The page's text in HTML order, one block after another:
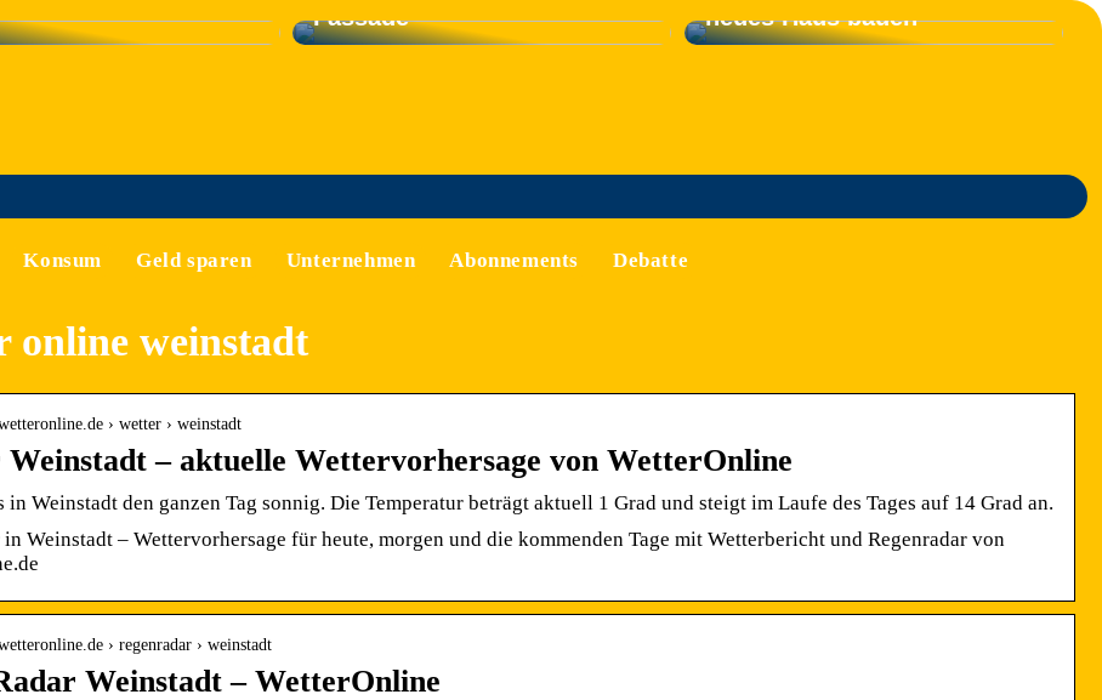
Fassade
neues Haus bauen
Konsum Geld sparen Unternehmen Abonnements Debatte
online weinstadt
› wetter › weinstadt
– aktuelle Wettervorhersage von WetterOnline
in Weinstadt den ganzen Tag sonnig. Die Temperatur beträgt aktuell 1 Grad und steigt im Laufe des Tages auf 14 Grad an.
in Weinstadt – Wettervorhersage für heute, morgen und die kommenden Tage mit Wetterbericht und Regenradar von
› regenradar › weinstadt
Weinstadt – WetterOnline